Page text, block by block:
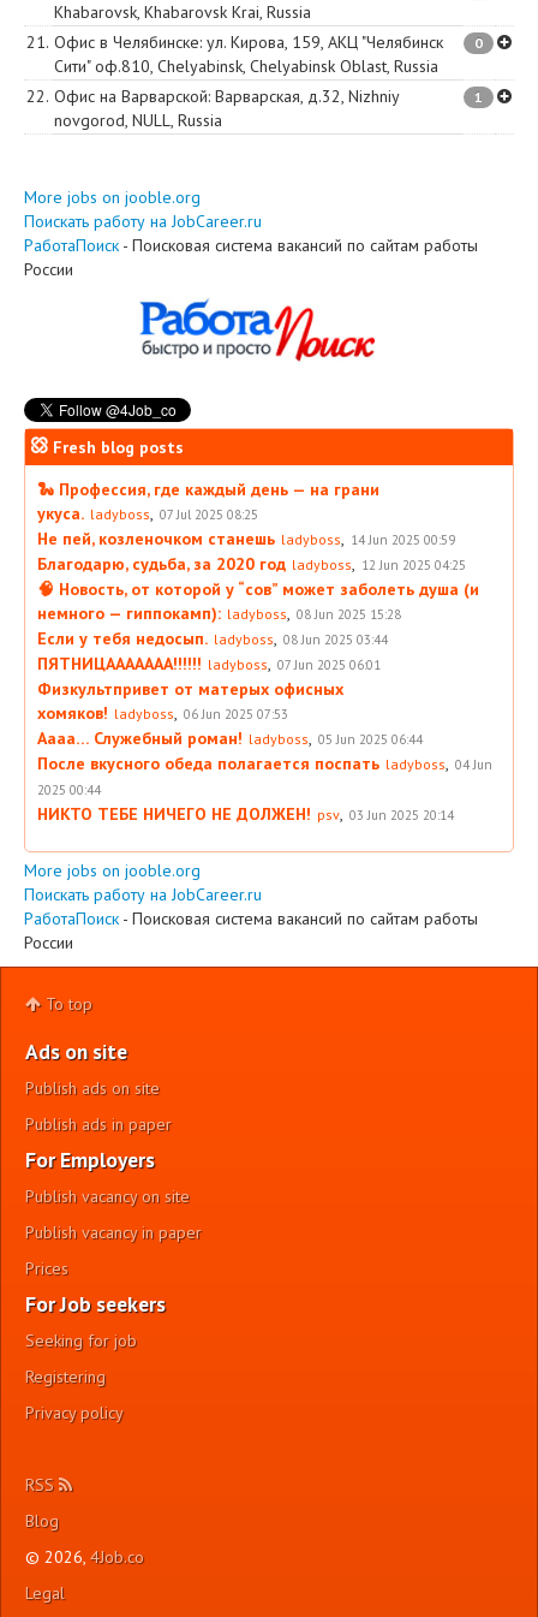
Khabarovsk, Khabarovsk Krai, Russia
21. Офис в Челябинске: ул. Кирова, 159, АКЦ "Челябинск
Сити" оф.810, Chelyabinsk, Chelyabinsk Oblast, Russia
0
22. Офис на Варварской: Варварская, д.32, Nizhniy
novgorod, NULL, Russia
1
More jobs on jooble.org
Поискать работу на JobCareer.ru
РаботаПоиск - Поисковая система вакансий по сайтам работы
России
Fresh blog posts
🐍 Профессия, где каждый день — на грани
укуса. ladyboss 07 Jul 2025 08:25
Не пей, козленочком станешь ladyboss 14 Jun 2025 00:59
Благодарю, судьба, за 2020 год ladyboss 12 Jun 2025 04:25
🧠 Новость, от которой у “сов” может заболеть душа (и
немного — гиппокамп): ladyboss 08 Jun 2025 15:28
Если у тебя недосып. ladyboss 08 Jun 2025 03:44
ПЯТНИЦААААААА!!!!!! ladyboss 07 Jun 2025 06:01
Физкультпривет от матерых офисных
хомяков! ladyboss 06 Jun 2025 07:53
Аааа… Служебный роман! ladyboss 05 Jun 2025 06:44
После вкусного обеда полагается поспать ladyboss
04 Jun
2025 00:44
НИКТО ТЕБЕ НИЧЕГО НЕ ДОЛЖЕН! psv 03 Jun 2025 20:14
More jobs on jooble.org
Поискать работу на JobCareer.ru
РаботаПоиск - Поисковая система вакансий по сайтам работы
России
To top
Ads on site
Publish ads on site
Publish ads in paper
For Employers
Publish vacancy on site
Publish vacancy in paper
Prices
For Job seekers
Seeking for job
Registering
Privacy policy
RSS
Blog
© 2026, 4Job.co
Legal